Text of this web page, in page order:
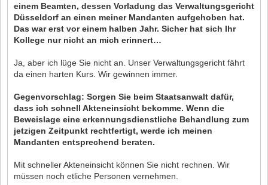
einem Beamten, dessen Vorladung das Verwaltungsgericht
Düsseldorf an einen meiner Mandanten aufgehoben hat.
Das war erst vor einem halben Jahr. Sicher hat sich Ihr
Kollege nur nicht an mich erinnert…
Ja, aber ich lüge Sie nicht an. Unser Verwaltungsgericht fährt
da einen harten Kurs. Wir gewinnen immer.
Gegenvorschlag: Sorgen Sie beim Staatsanwalt dafür,
dass ich schnell Akteneinsicht bekomme. Wenn die
Beweislage eine erkennungsdienstliche Behandlung zum
jetzigen Zeitpunkt rechtfertigt, werde ich meinen
Mandanten entsprechend beraten.
Mit schneller Akteneinsicht können Sie nicht rechnen. Wir
müssen noch etliche Personen vernehmen.